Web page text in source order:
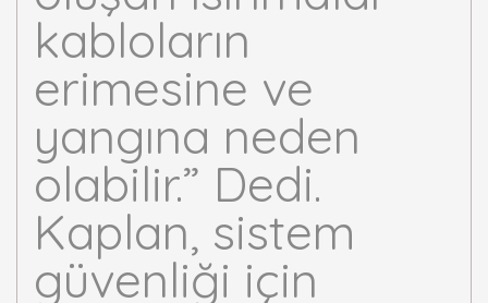
kabloların
erimesine ve
yangına neden
olabilir.” Dedi.
Kaplan, sistem
güvenliği için